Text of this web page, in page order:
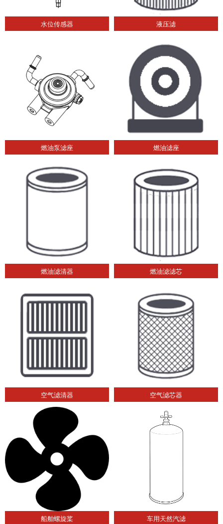
水位传感器 液压滤
燃油泵滤座 燃油滤座
燃油滤清器 燃油滤滤芯
空气滤清器 空气滤芯器
船舶螺旋桨 车用天然汽滤